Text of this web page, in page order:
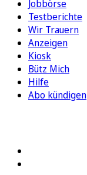
Jobbörse
Testberichte
Wir Trauern
Anzeigen
Kiosk
Bütz Mich
Hilfe
Abo kündigen